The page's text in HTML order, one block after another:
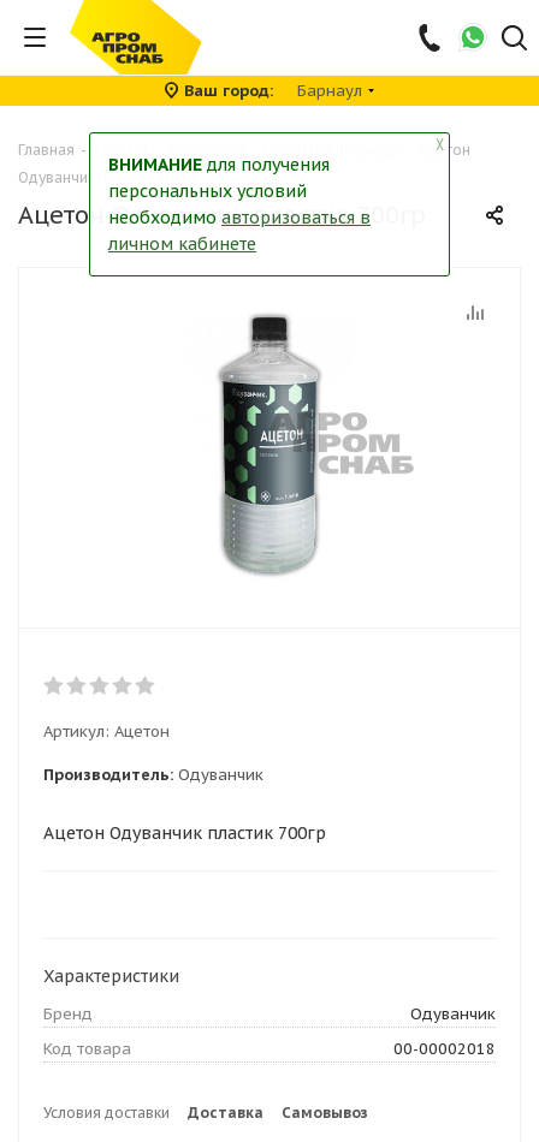
Ваш город Барнаул
Главная -
Ацетон
Одуванчик пластик 700гр
Ацетон Одуванчик пластик 700гр
Артикул: Ацетон
Производитель: Одуванчик
Ацетон Одуванчик пластик 700гр
Характеристики
Бренд
Одуванчик
Код товара
00-00002018
Условия доставки Доставка Самовывоз
╳
ВНИМАНИЕ для получения
персональных условий
необходимо авторизоваться в
личном кабинете